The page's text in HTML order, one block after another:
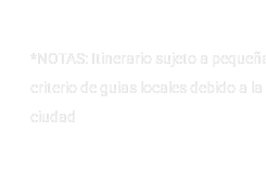
*NOTAS: Itinerario sujeto a
criterio de guias locales debido a
ciudad